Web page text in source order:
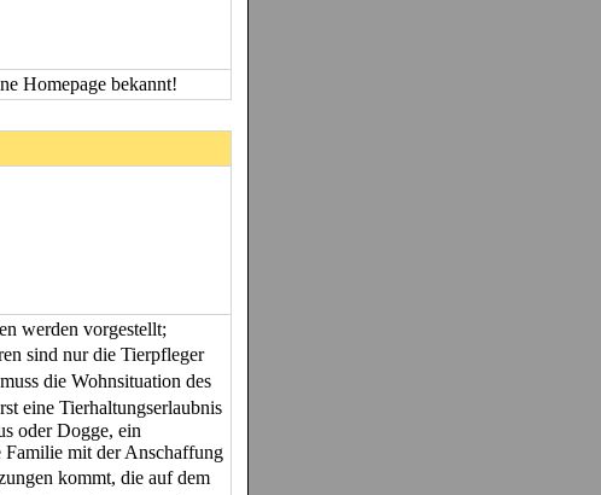
Homepage bekannt!
werden vorgestellt;
sind nur die Tierpfleger
die Wohnsituation des
eine Tierhaltungserlaubnis
oder Dogge, ein
Familie mit der Anschaffung
kommt, die auf dem